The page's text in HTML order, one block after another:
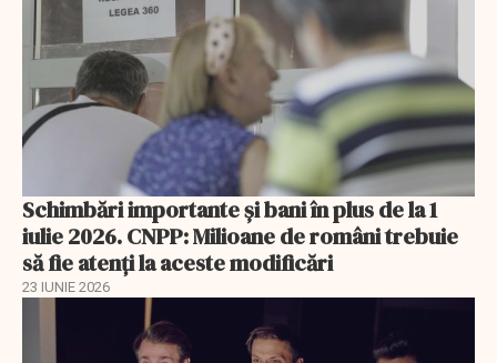
Schimbări importante şi bani în plus de la 1
iulie 2026. CNPP: Milioane de români trebuie
să fie atenți la aceste modificări
23 IUNIE 2026